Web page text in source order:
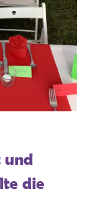
und
die